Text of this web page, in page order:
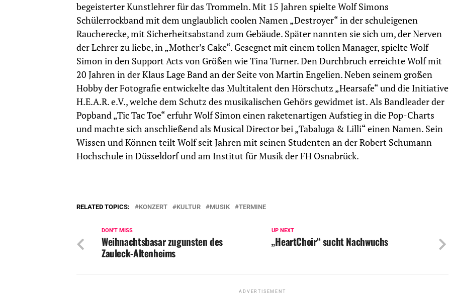
begeisterter Kunstlehrer für das Trommeln. Mit 15 Jahren spielte Wolf Simons
Schülerrockband mit dem unglaublich coolen Namen „Destroyer“ in der schuleigenen
Raucherecke, mit Sicherheitsabstand zum Gebäude. Später nannten sie sich um, der Nerven
der Lehrer zu liebe, in „Mother’s Cake“. Gesegnet mit einem tollen Manager, spielte Wolf
Simon in den Support Acts von Größen wie Tina Turner. Den Durchbruch erreichte Wolf mit
20 Jahren in der Klaus Lage Band an der Seite von Martin Engelien. Neben seinem großen
Hobby der Fotografie entwickelte das Multitalent den Hörschutz „Hearsafe“ und die Initiative
H.E.A.R. e.V., welche dem Schutz des musikalischen Gehörs gewidmet ist. Als Bandleader der
Popband „Tic Tac Toe“ erfuhr Wolf Simon einen raketenartigen Aufstieg in die Pop-Charts
und machte sich anschließend als Musical Director bei „Tabaluga & Lilli“ einen Namen. Sein
Wissen und Können teilt Wolf seit Jahren mit seinen Studenten an der Robert Schumann
Hochschule in Düsseldorf und am Institut für Musik der FH Osnabrück.
RELATED TOPICS: KONZERT KULTUR MUSIK TERMINE
UP NEXT
„HeartChoir“ sucht Nachwuchs
DON'T MISS
Weihnachtsbasar zugunsten des
Zauleck-Altenheims
ADVERTISEMENT